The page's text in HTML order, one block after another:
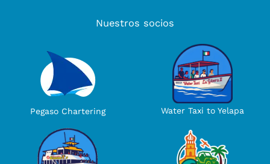
Nuestros socios
Pegaso Chartering Water Taxi to Yelapa